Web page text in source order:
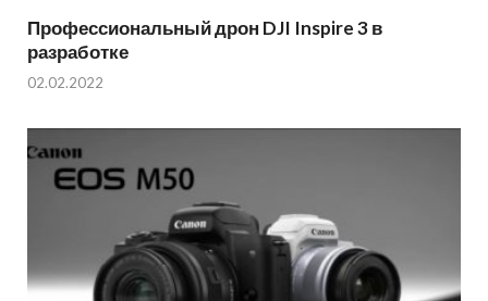
Профессиональный дрон DJI Inspire 3 в
разработке
02.02.2022